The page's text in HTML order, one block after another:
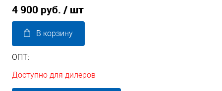
4 900 руб. / шт
В корзину
ОПТ:
Доступно для дилеров